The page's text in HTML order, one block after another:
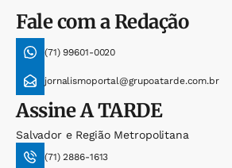
Fale com a Redação
(71) 99601-0020
jornalismoportal@grupoatarde.com.br
AssineA TARDE
Salvador e Região Metropolitana
(71) 2886-1613